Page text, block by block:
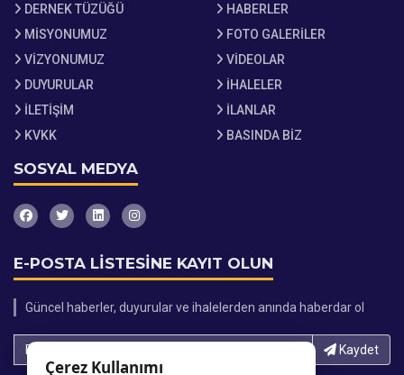
DERNEK TÜZÜĞÜ
MİSYONUMUZ
VİZYONUMUZ
DUYURULAR
İLETİŞİM
KVKK
HABERLER
FOTO GALERİLER
VİDEOLAR
İHALELER
İLANLAR
BASINDA BİZ
SOSYAL MEDYA
E-POSTA LİSTESİNE KAYIT OLUN
Güncel haberler, duyurular ve ihalelerden anında haberdar ol
E-Posta adresinizi yazın... Kaydet
Çerez Kullanımı